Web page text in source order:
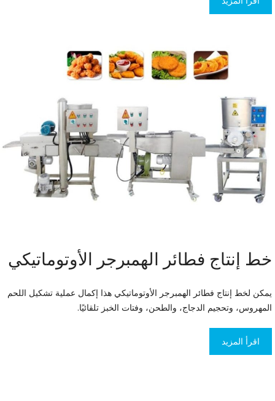
خط إنتاج فطائر الهمبرجر الأوتوماتيكي
يمكن لخط إنتاج فطائر الهمبرجر الأوتوماتيكي هذا إكمال عملية تشكيل اللحم
المهروس، وتحجيم الدجاج، والطحن، وفتات الخبز تلقائيًا.
اقرأ المزيد